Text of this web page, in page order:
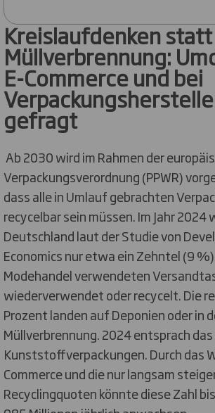
Kreislaufdenken statt
Müllverbrennung:
E-Commerce und bei
gefragt
Ab 2030 wird im Rahmen der
Verpackungsverordnung (PPWR)
dass alle in Umlauf gebrachten
recycelbar sein müssen. Im Jahr 2024
Deutschland laut der Studie von
Economics nur etwa ein Zehntel (9
Modehandel verwendeten
wiederverwendet oder recycelt. Die
Prozent landen auf Deponien oder in
Müllverbrennung. 2024 entsprach
Kunststoffverpackungen. Durch das
Commerce und die nur langsam
Recyclingquoten könnte diese Zahl